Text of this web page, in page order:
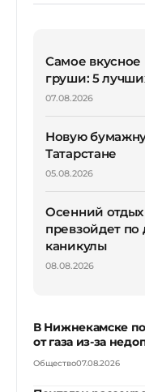
Самое
груши: 5
07.08.2026
Новую
Татарстане
05.08.2026
Осенний отдых
превзойдет
каникулы
08.08.2026
В Нижнекамске
от газа из-за
Общество07.08.2026